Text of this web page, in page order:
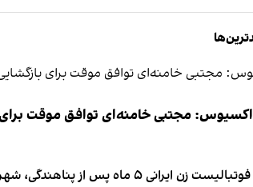
اکسیوس: مجتبی خامنه‌ای توافق موقت برای
زن ایرانی ۵ ماه پس از پناهندگی، شهروند استرالیا شدند